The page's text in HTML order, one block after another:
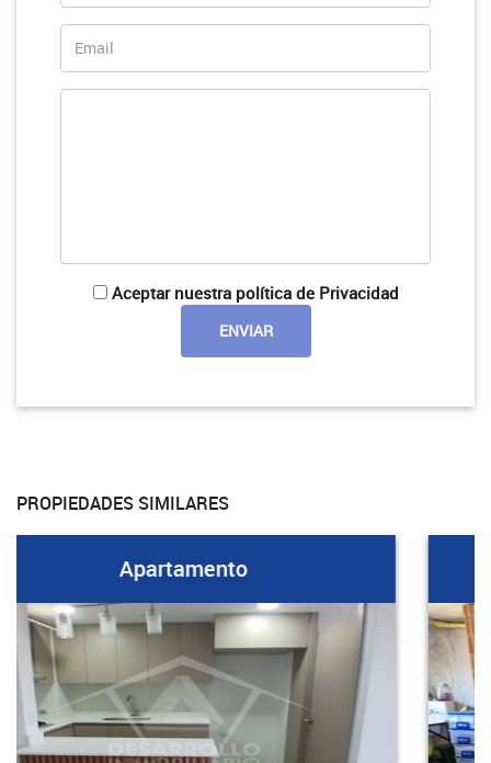
Aceptar nuestra política de Privacidad
PROPIEDADES SIMILARES
Apartamento